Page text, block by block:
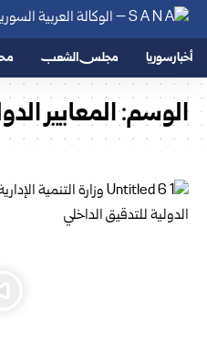
أخبار سوريا مجلس الشعب
الوسم:المعايير